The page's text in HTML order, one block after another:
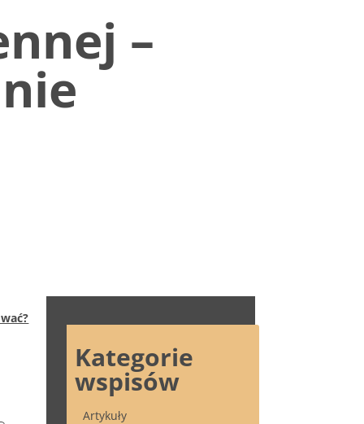
–
Kategorie
wspisów
Artykuły